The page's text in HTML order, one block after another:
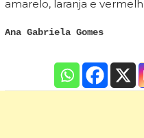
amarelo, laranja e
Ana Gabriela Gomes